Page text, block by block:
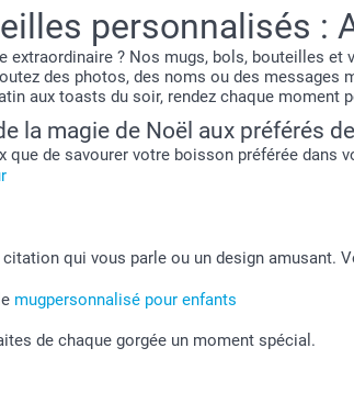
personnalisés :
extraordinaire ? Nos mugs, bols, bouteilles
des photos, des noms ou des
aux toasts du soir, rendez chaque moment
la magie de Noël aux préférés
de savourer votre boisson préférée dans
qui vous parle ou un design amusant.
mugpersonnalisé pour enfants
de chaque gorgée un moment spécial.